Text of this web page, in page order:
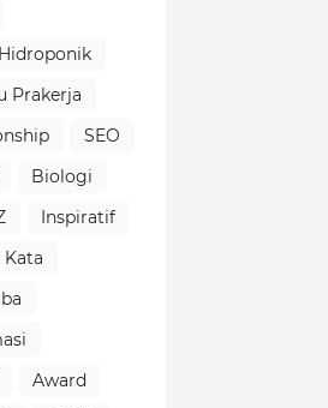
Hidroponik
Prakerja
SEO
Biologi
Inspiratif
Kata
Award